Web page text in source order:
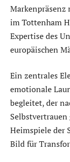
im Tottenham
Expertise des
europäischen
Ein zentrales
emotionale
begleitet, der
Heimspiele der
Bild für